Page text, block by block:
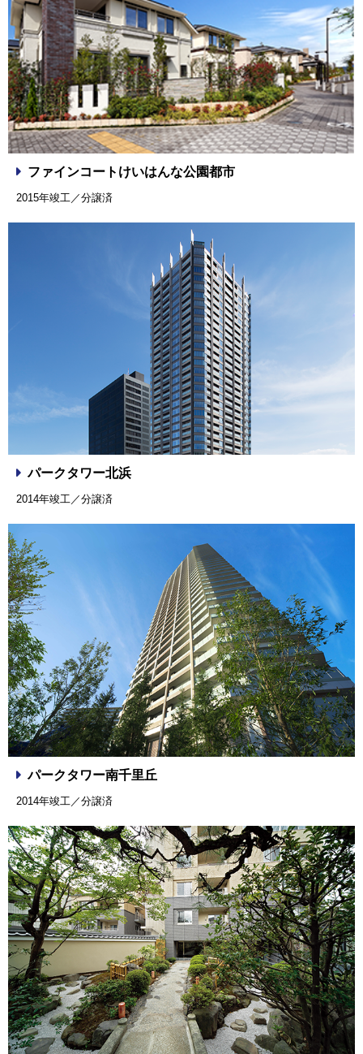
ファインコートけいはんな公園都市
2015年竣工／分譲済
パークタワー北浜
2014年竣工／分譲済
パークタワー南千里丘
2014年竣工／分譲済